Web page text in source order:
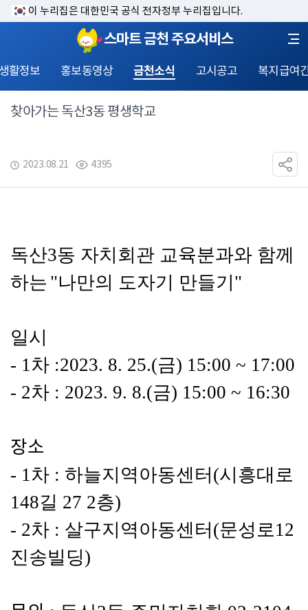
이 누리집은 대한민국 공식 전자정부 누리집입니다.
스마트 금천 주요서비스
활정보 홍보동영상 금천소식 고시공고 복지급여
찾아가는 독산3동 평생학교
2023.08.21 4395
독산3동 자치회관 교육분과와 함께
하는 "나만의 도자기 만들기"
일시
- 1차 :2023. 8. 25.(금) 15:00 ~ 17:00
- 2차 : 2023. 9. 8.(금) 15:00 ~ 16:30
장소
- 1차 : 하늘지역아동센터(시흥대로
148길 27 2층)
- 2차 : 살구지역아동센터(문성로12
진송빌딩)